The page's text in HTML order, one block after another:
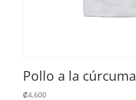
Pollo a la cúrcuma
₡4,600